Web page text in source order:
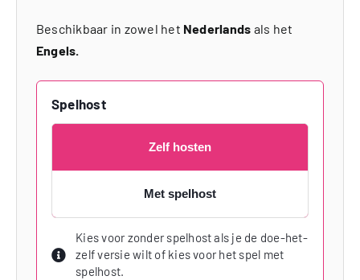
Beschikbaar in zowel het Nederlands als het
Engels.
Spelhost
Zelf hosten
Met spelhost
Kies voor zonder spelhost als je de doe-het-
zelf versie wilt of kies voor het spel met
spelhost.